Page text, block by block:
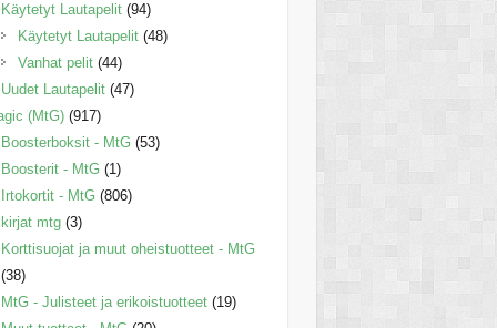
Käytetyt Lautapelit (94)
Käytetyt Lautapelit (48)
Vanhat pelit (44)
Uudet Lautapelit (47)
(MtG) (917)
Boosterboksit - MtG (53)
Boosterit - MtG (1)
Irtokortit - MtG (806)
kirjat mtg (3)
Korttisuojat ja muut oheistuotteet - MtG
(38)
MtG - Julisteet ja erikoistuotteet (19)